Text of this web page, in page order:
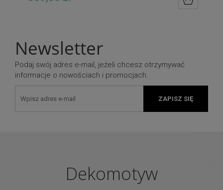
Newsletter
Podaj swój adres e-mail, jeżeli chcesz otrzymywać
informacje o nowościach i promocjach.
ZAPISZ SIĘ
Dekomotyw